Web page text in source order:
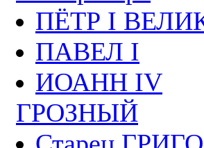
ПЁТР I
ПАВЕЛ I
ИОАНН IV
ГРОЗНЫЙ